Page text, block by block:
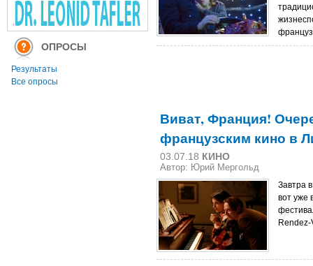
ОПРОСЫ
Результаты
Все опросы
Виват, Франция!
французским кино в
03.07.18 КИНО
Автор: Юрий Мергольд
Завтра
вот уже